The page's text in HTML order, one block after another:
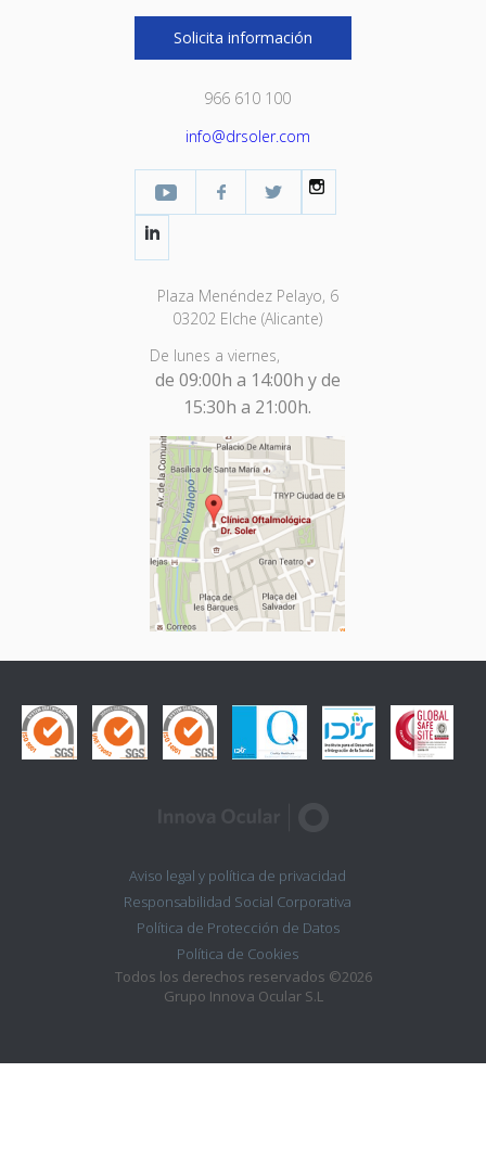
Solicita información
966 610 100
info@drsoler.com
YouTubeFacebook Profesional
Twitter
Plaza Menéndez Pelayo, 6
03202 Elche (Alicante)
De lunes a viernes,
de 09:00h a 14:00h y de
15:30h a 21:00h.
Aviso legal y política de privacidad
Responsabilidad Social Corporativa
Política de Protección de Datos
Política de Cookies
Todos los derechos reservados ©2026
Grupo Innova Ocular S.L